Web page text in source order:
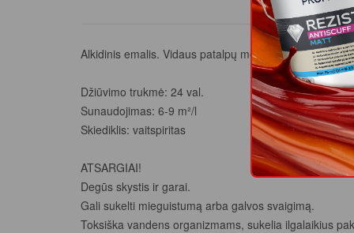
Alkidinis emalis. Vidaus patalpų medinėms ir
Džiūvimo trukmė: 24 val.
Sunaudojimas: 6-9 m²/l
Skiediklis: vaitspiritas
ATSARGIAI!
Degūs skystis ir garai.
Gali sukelti mieguistumą arba galvos svaigimą.
Toksiška vandens organizmams, sukelia ilgalaikius